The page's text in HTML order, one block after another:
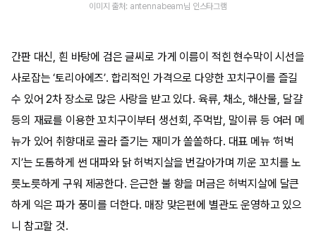
이미지 출처: antennabeam님 인스타그램
간판 대신, 흰 바탕에 검은 글씨로 가게 이름이 적힌 현수막이 시선을
사로잡는 ‘토리아에즈’. 합리적인 가격으로 다양한 꼬치구이를 즐길
수 있어 2차 장소로 많은 사랑을 받고 있다. 육류, 채소, 해산물, 달걀
등의 재료를 이용한 꼬치구이부터 생선회, 주먹밥, 말이류 등 여러 메
뉴가 있어 취향대로 골라 즐기는 재미가 쏠쏠하다. 대표 메뉴 ‘허벅
지’는 도톰하게 썬 대파와 닭 허벅지살을 번갈아가며 끼운 꼬치를 노
릇노릇하게 구워 제공한다. 은근한 불 향을 머금은 허벅지살에 달큰
하게 익은 파가 풍미를 더한다. 매장 맞은편에 별관도 운영하고 있으
니 참고할 것.